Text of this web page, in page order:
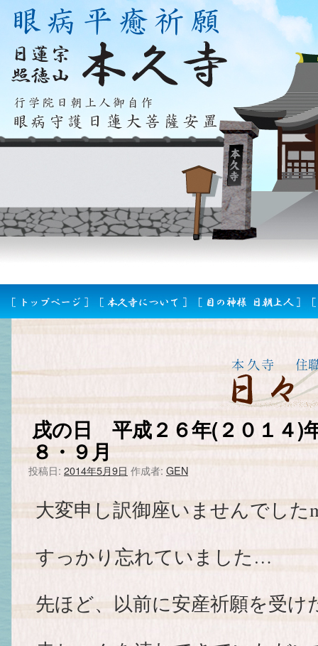
戌の日 平成２６年(２０１４)
８・９月
投稿日: 2014年5月9日 作成者: GEN
大変申し訳御座いませんでした
すっかり忘れていました…
先ほど、以前に安産祈願を受け